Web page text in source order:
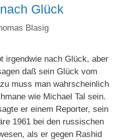
Glück
Blasig
irgendwie nach Glück, aber
daß sein Glück vom
muss man wahrscheinlich
wie Michael Tal sein.
er einem Reporter, sein
1961 bei den russischen
als er gegen Rashid